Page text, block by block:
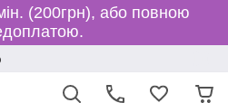
(200грн), або повною